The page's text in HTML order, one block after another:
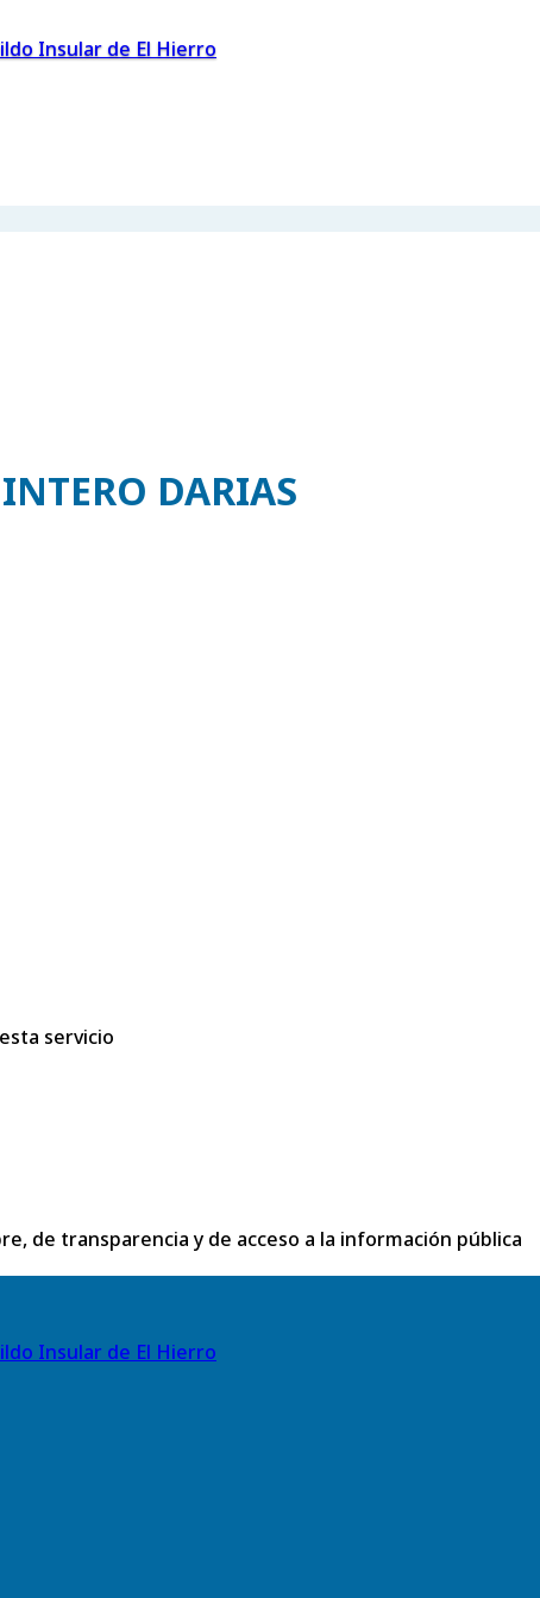
Insular de El Hierro
DARIAS
servicio
de transparencia y de acceso a la información pública
Insular de El Hierro